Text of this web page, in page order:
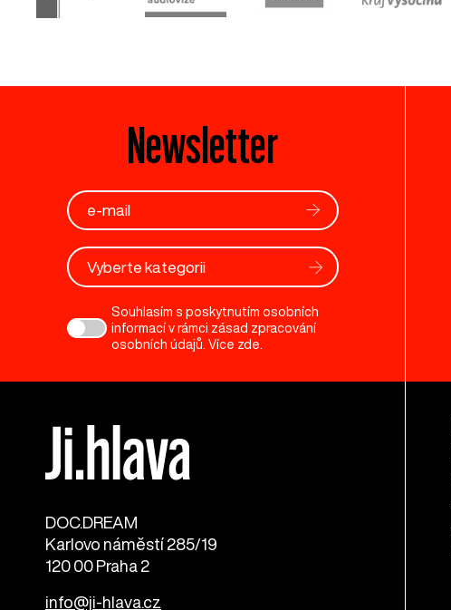
Newsletter
Vyberte kategorii
Souhlasím s poskytnutím osobních
informací v rámci zásad zpracování
osobních údajů. Více zde
DOC.DREAM​
Karlovo náměstí 285/19
120 00 Praha 2
info@ji-hlava.cz